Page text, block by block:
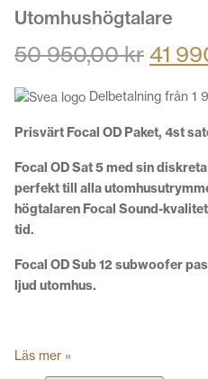
Utomhushögtalare
50 950,00kr 41
Delbetalning från 1
Prisvärt Focal OD Paket, 4st
Focal OD Sat 5 med sin
perfekt till alla
högtalaren Focal Sound-
tid.
Focal OD Sub 12 subwoofer
ljud utomhus.
Läs mer »